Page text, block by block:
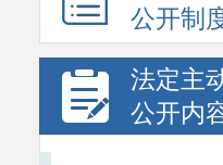
公开制
法定主
公开内